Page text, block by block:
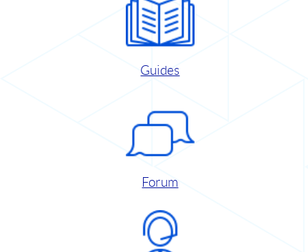
Guides
Forum